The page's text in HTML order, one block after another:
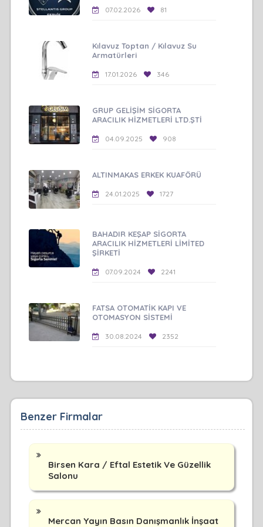
07.02.2026 81
Kılavuz Toptan / Kılavuz Su
Armatürleri
17.01.2026 346
GRUP GELİŞİM SİGORTA
ARACILIK HİZMETLERİ LTD.ŞTİ
04.09.2025 908
ALTINMAKAS ERKEK KUAFÖRÜ
24.01.2025 1727
BAHADIR KEŞAP SİGORTA
ARACILIK HİZMETLERİ LİMİTED
ŞİRKETİ
07.09.2024 2241
FATSA OTOMATİK KAPI VE
OTOMASYON SİSTEMİ
30.08.2024 2352
Benzer Firmalar
Birsen Kara / Eftal Estetik Ve Güzellik
Salonu
Mercan Yayın Basın Danışmanlık İnşaat